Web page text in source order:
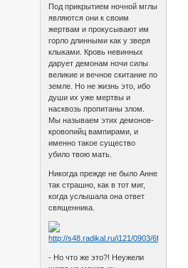
Под прикрытием ночной мглы
являются они к своим
жертвам и прокусывают им
горло длинными как у зверя
клыками. Кровь невинных
дарует демонам ночи силы
великие и вечное скитание по
земле. Но не жизнь это, ибо
души их уже мертвы и
насквозь пропитаны злом.
Мы называем этих демонов-
кровопийц вампирами, и
именно такое существо
убило твою мать.
Никогда прежде не было Анне
так страшно, как в тот миг,
когда услышала она ответ
священника.
- Но что же это?! Неужели